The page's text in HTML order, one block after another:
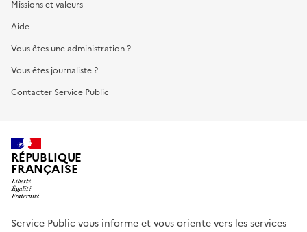
Missions et valeurs
Aide
Vous êtes une administration ?
Vous êtes journaliste ?
Contacter Service Public
RÉPUBLIQUE
FRANÇAISE
Service Public vous informe et vous oriente vers les services